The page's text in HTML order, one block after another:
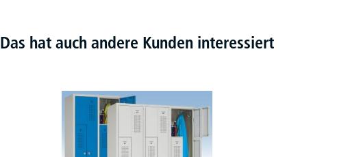
Das hat auch andere Kunden interessiert